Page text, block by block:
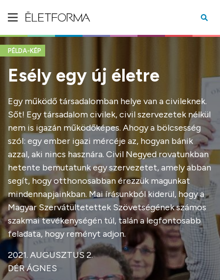
PÉLDA-KÉP
Esély egy új életre
Egy működő társadalomban helye van a civileknek.
Sőt! Egy társadalom civilek, civil szervezetek nélkül
nem is igazán működőképes. Ahogy a bölcsesség
szól: egy ember igazi mércéje az, hogyan bánik
azzal, aki nincs hasznára. Civil Negyed rovatunkban
hetente bemutatunk egy szervezetet, amely abban
segít, hogy otthonosabban érezzük magunkat
mindennapjainkban. Mai írásunkból kiderül, hogy a
Magyar Szervátültetettek Szövetségének számos
szakmai tevékenységén túl, talán a legfontosabb
feladata, hogy reményt adjon.
2021. AUGUSZTUS 2.
DÉR ÁGNES